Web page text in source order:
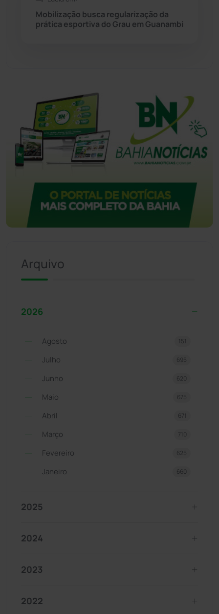
Mobilização busca regularização da
prática esportiva do Grau em Guanambi
Arquivo
2026
Agosto 151
Julho 695
Junho 620
Maio 675
Abril 671
Março 710
Fevereiro 625
Janeiro 660
2025
2024
2023
2022